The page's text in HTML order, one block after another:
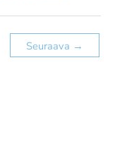
Seuraava →